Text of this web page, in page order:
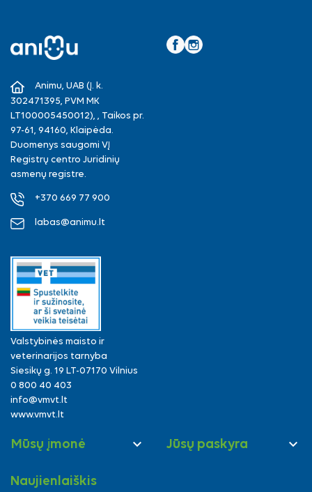
Animu, UAB (Į. k.
302471395, PVM MK
LT100005450012), , Taikos pr.
97-61, 94160, Klaipėda.
Duomenys saugomi VĮ
Registrų centro Juridinių
asmenų registre.
+370 669 77 900
labas@animu.lt
Valstybinės maisto ir
veterinarijos tarnyba
Siesikų g. 19 LT-07170 Vilnius
0 800 40 403
info@vmvt.lt
www.vmvt.lt
Mūsų įmonė  Jūsų paskyra 
Naujienlaiškis